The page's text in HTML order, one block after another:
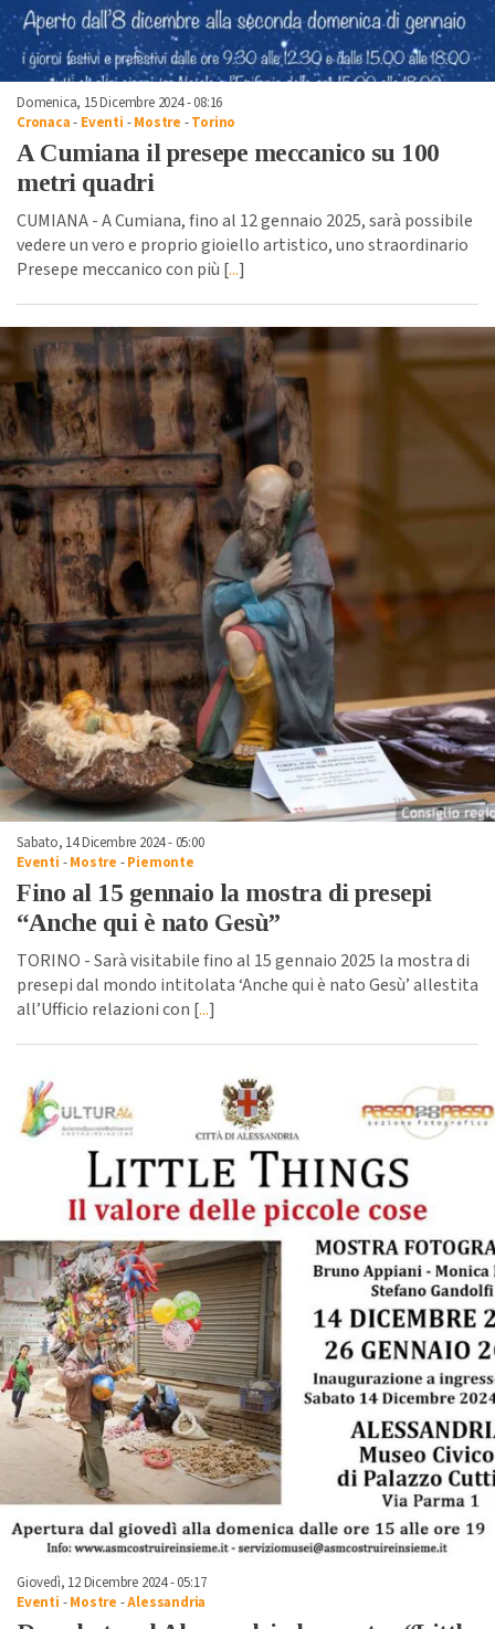
Domenica, 15 Dicembre 2024 - 08:16
Cronaca- Eventi -Mostre -Torino
A Cumiana il presepe meccanico su 100
metri quadri
CUMIANA - A Cumiana, fino al 12 gennaio 2025, sarà possibile
vedere un vero e proprio gioiello artistico, uno straordinario
Presepe meccanico con più [...]
Sabato, 14 Dicembre 2024 - 05:00
Eventi -Mostre -Piemonte
Fino al 15 gennaio la mostra di presepi
“Anche qui è nato Gesù”
TORINO - Sarà visitabile fino al 15 gennaio 2025 la mostra di
presepi dal mondo intitolata ‘Anche qui è nato Gesù’ allestita
all’Ufficio relazioni con [...]
Giovedì, 12 Dicembre 2024 - 05:17
Eventi -Mostre -Alessandria